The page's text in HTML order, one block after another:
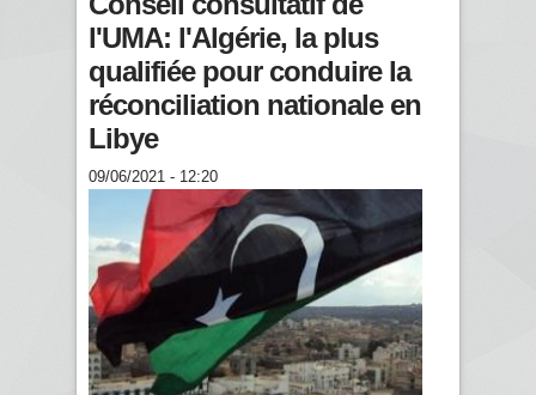
l'UMA: l'Algérie, la plus
qualifiée pour conduire la
réconciliation nationale en
Libye
09/06/2021 - 12:20